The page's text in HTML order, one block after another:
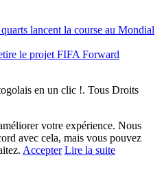
lancent la course au Mondial
le projet FIFA Forward
en un clic !. Tous Droits
votre expérience. Nous
avec cela, mais vous pouvez
Accepter Lire la suite